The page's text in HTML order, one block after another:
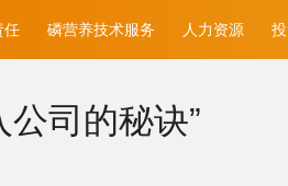
任 磷营养技术服务 人力资源
公司的秘诀”